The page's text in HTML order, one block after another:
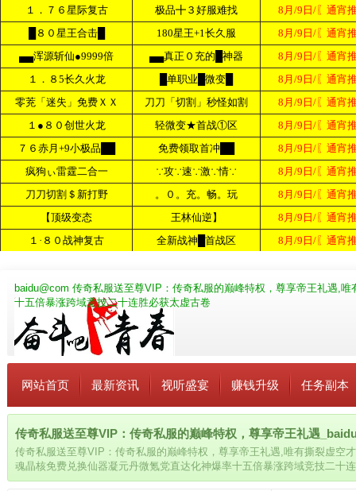
baidu@com 传奇私服送至尊VIP：传奇私服的巅峰特权，尊享帝王礼遇,
十五倍暴涨跨域竞技二十连胜必获太虚古卷
网站首页 最新资讯 视听盛宴 赚钱升级 任务副本
传奇私服送至尊VIP：传奇私服的巅峰特权，尊享帝王礼遇
传奇私服送至尊VIP：传奇私服的巅峰特权，尊享帝王礼遇,唯有撕裂虚空
魂晶核免费兑换仙器凝元丹微氪党直达化神爆率十五倍暴涨跨域竞技二十